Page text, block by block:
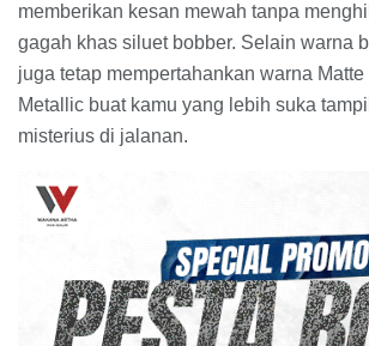
memberikan kesan mewah tanpa
gagah khas siluet bobber. Selain warna
juga tetap mempertahankan warna
Metallic buat kamu yang lebih suka
misterius di jalanan.